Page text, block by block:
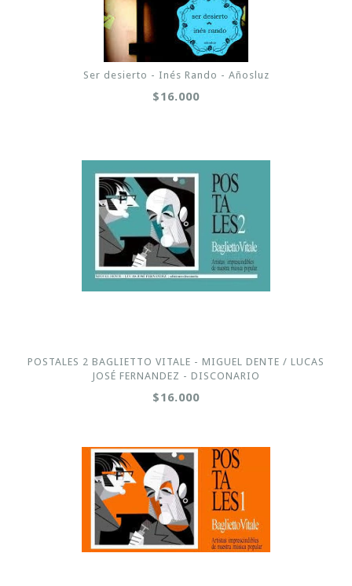
Ser desierto - Inés Rando - Añosluz
$16.000
POSTALES 2 BAGLIETTO VITALE - MIGUEL DENTE / LUCAS
JOSÉ FERNANDEZ - DISCONARIO
$16.000